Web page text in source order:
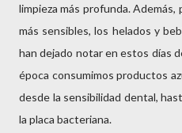
limpieza más profunda.
más sensibles, los helados y
han dejado notar en estos días
época consumimos productos
desde la sensibilidad dental,
la placa bacteriana.